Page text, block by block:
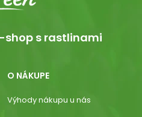
shop s rastlinami
O NÁKUPE
Výhody nákupu u nás